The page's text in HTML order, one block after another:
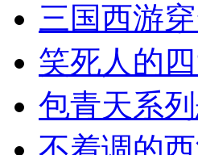
三国西游
笑死人的
包青天系